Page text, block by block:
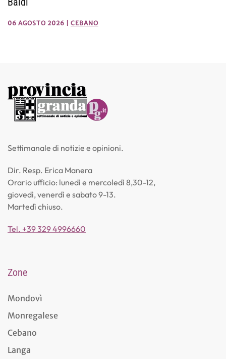
06 AGOSTO 2026 CEBANO
Settimanale di notizie e opinioni.
Dir. Resp. Erica Manera
Orario ufficio: lunedì e mercoledì 8,30-12,
giovedì, venerdì e sabato 9-13.
Martedì chiuso.
Tel. +39 329 4996660
Zone
Mondovì
Monregalese
Cebano
Langa